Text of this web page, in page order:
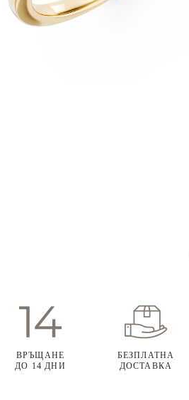
ВРЪЩАНЕ
ДО 14 ДНИ
БЕЗПЛАТНА
ДОСТАВКА